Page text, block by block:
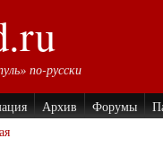
по-русски
Архив Форумы